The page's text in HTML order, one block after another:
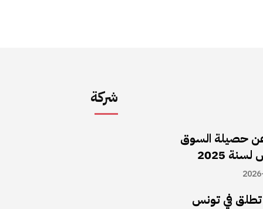
شركة
حصيلة السوق
2025
تطلق في تونس